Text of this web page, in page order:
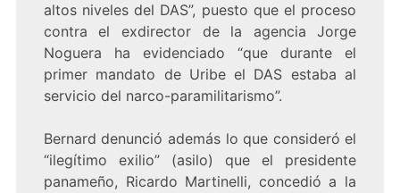
altos niveles del DAS”, puesto que el proceso
contra el exdirector de la agencia Jorge
Noguera ha evidenciado “que durante el
primer mandato de Uribe el DAS estaba al
servicio del narco-paramilitarismo”.
Bernard denunció además lo que consideró el
“ilegítimo exilio” (asilo) que el presidente
panameño, Ricardo Martinelli, concedió a la